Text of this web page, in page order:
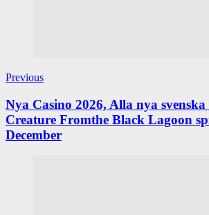
Previous
Nya Casino 2026, Alla nya svenska
Creature Fromthe Black Lagoon
December